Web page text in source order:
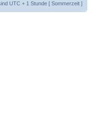
UTC + 1 Stunde [ Sommerzeit ]